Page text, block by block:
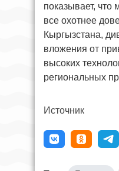
показывает,
все охотнее
Кыргызстана,
вложения от
высоких
региональных
Источник